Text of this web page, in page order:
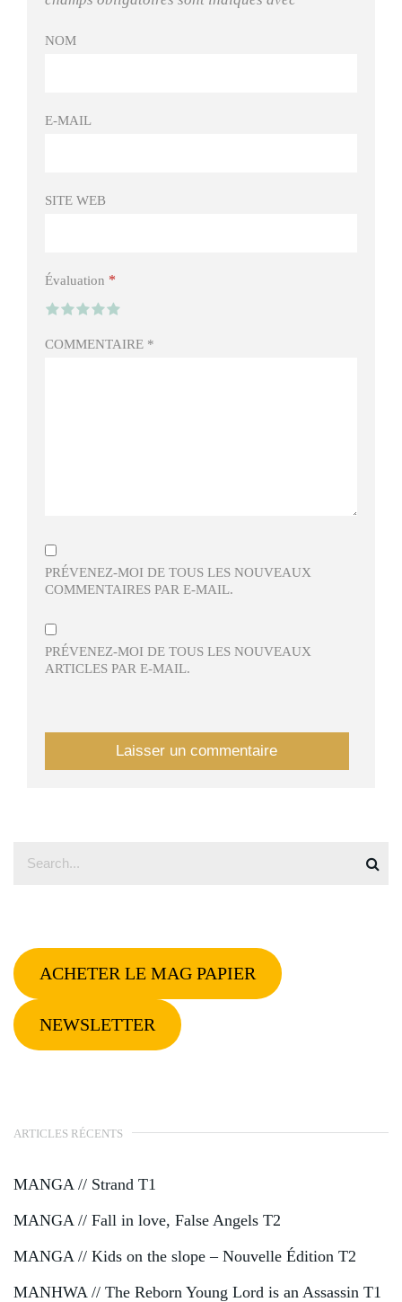
NOM
E-MAIL
SITE WEB
Évaluation *
COMMENTAIRE *
PRÉVENEZ-MOI DE TOUS LES NOUVEAUX
COMMENTAIRES PAR E-MAIL.
PRÉVENEZ-MOI DE TOUS LES NOUVEAUX
ARTICLES PAR E-MAIL.
ACHETER LE MAG PAPIER
NEWSLETTER
ARTICLES RÉCENTS
MANGA // Strand T1
MANGA // Fall in love, False Angels T2
MANGA // Kids on the slope – Nouvelle Édition T2
MANHWA // The Reborn Young Lord is an Assassin T1